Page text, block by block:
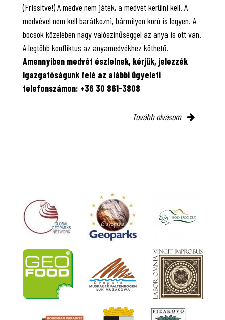
(Frissítve!) A medve nem játék, a medvét kerülni kell. A
medvével nem kell barátkozni, bármilyen korú is legyen. A
bocsok közelében nagy valószínűséggel az anya is ott van.
A legtöbb konfliktus az anyamedvékhez köthető.
Amennyiben medvét észlelnek, kérjük, jelezzék
Igazgatóságunk felé az alábbi ügyeleti
telefonszámon: +36 30 861-3808
Tovább olvasom